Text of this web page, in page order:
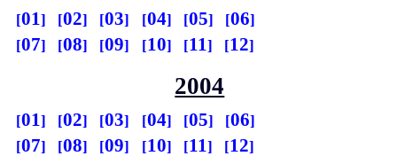
01 02 03 04 05
06
07
08 09 10 11 12
2004
01 02 03 04 05
06
07
08 09 10 11 12